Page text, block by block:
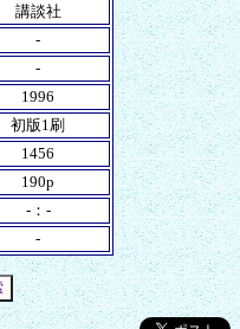
講談社
-
-
1996
初版1刷
1456
190p
-：-
-